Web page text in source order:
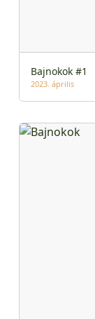
Bajnokok #1
2023. április